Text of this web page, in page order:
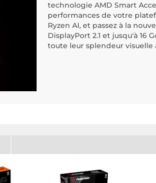
technologie AMD Smart
performances de votre
Ryzen AI, et passez à la
DisplayPort 2.1 et jusqu'à 16
toute leur splendeur